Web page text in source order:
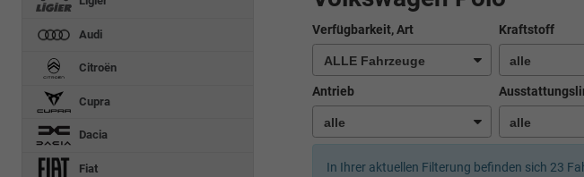
Verfügbarkeit, Art Kraftstoff
Antrieb
In Ihrer aktuellen Filterung befinden sich 23
Audi
Citroën
Cupra
Dacia
Fiat